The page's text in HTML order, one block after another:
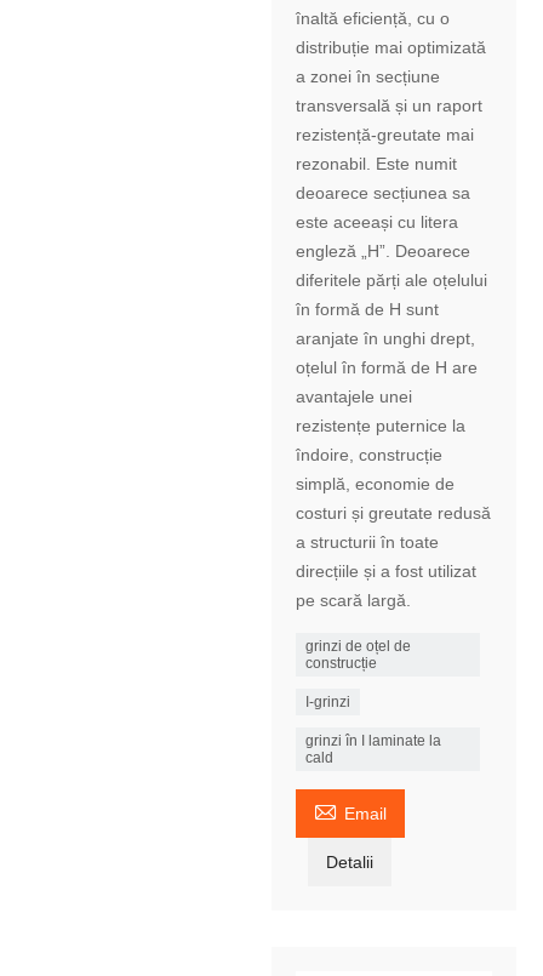
înaltă eficiență, cu o
distribuție mai optimizată
a zonei în secțiune
transversală și un raport
rezistență-greutate mai
rezonabil. Este numit
deoarece secțiunea sa
este aceeași cu litera
engleză „H”. Deoarece
diferitele părți ale oțelului
în formă de H sunt
aranjate în unghi drept,
oțelul în formă de H are
avantajele unei
rezistențe puternice la
îndoire, construcție
simplă, economie de
costuri și greutate redusă
a structurii în toate
direcțiile și a fost utilizat
pe scară largă.
grinzi de oțel de
construcție
I-grinzi
grinzi în I laminate la
cald
 Email
Detalii